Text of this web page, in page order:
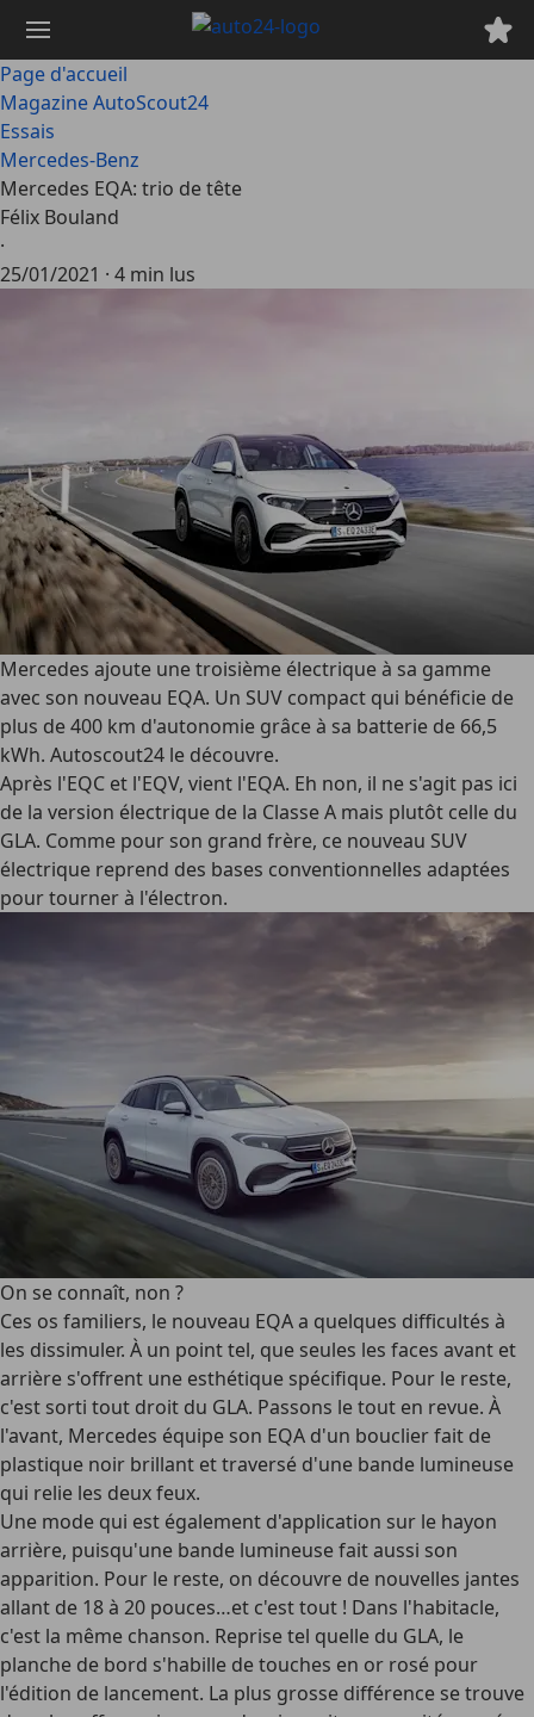
contenu
principal
Page d'accueil
Magazine AutoScout24
Essais
Mercedes-Benz
Mercedes EQA: trio de tête
Félix Bouland
·
25/01/2021 · 4 min lus
Mercedes ajoute une troisième électrique à sa gamme
avec son nouveau EQA. Un SUV compact qui bénéficie de
plus de 400 km d'autonomie grâce à sa batterie de 66,5
kWh. Autoscout24 le découvre.
Après l'EQC et l'EQV, vient l'EQA. Eh non, il ne s'agit pas ici
de la version électrique de la Classe A mais plutôt celle du
GLA. Comme pour son grand frère, ce nouveau SUV
électrique reprend des bases conventionnelles adaptées
pour tourner à l'électron.
On se connaît, non ?
Ces os familiers, le nouveau EQA a quelques difficultés à
les dissimuler. À un point tel, que seules les faces avant et
arrière s'offrent une esthétique spécifique. Pour le reste,
c'est sorti tout droit du GLA. Passons le tout en revue. À
l'avant, Mercedes équipe son EQA d'un bouclier fait de
plastique noir brillant et traversé d'une bande lumineuse
qui relie les deux feux.
Une mode qui est également d'application sur le hayon
arrière, puisqu'une bande lumineuse fait aussi son
apparition. Pour le reste, on découvre de nouvelles jantes
allant de 18 à 20 pouces…et c'est tout ! Dans l'habitacle,
c'est la même chanson. Reprise tel quelle du GLA, le
planche de bord s'habille de touches en or rosé pour
l'édition de lancement. La plus grosse différence se trouve